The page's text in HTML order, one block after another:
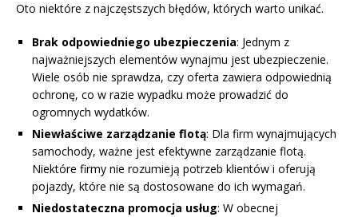
Oto niektóre z najczęstszych błędów, których warto unikać.
Brak odpowiedniego ubezpieczenia: Jednym z
najważniejszych elementów wynajmu jest ubezpieczenie.
Wiele osób nie sprawdza, czy oferta zawiera odpowiednią
ochronę, co w razie wypadku może prowadzić do
ogromnych wydatków.
Niewłaściwe zarządzanie flotą: Dla firm wynajmujących
samochody, ważne jest efektywne zarządzanie flotą.
Niektóre firmy nie rozumieją potrzeb klientów i oferują
pojazdy, które nie są dostosowane do ich wymagań.
Niedostateczna promocja usług: W obecnej